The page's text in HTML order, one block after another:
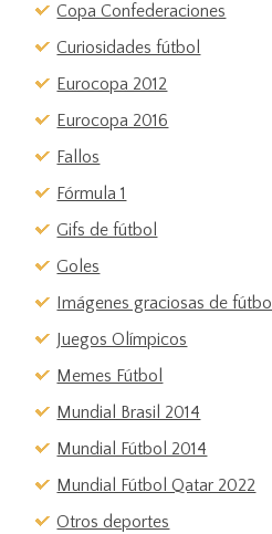
Copa Confederaciones
Curiosidades fútbol
Eurocopa 2012
Eurocopa 2016
Fallos
Fórmula 1
Gifs de fútbol
Goles
Imágenes graciosas de fútbol
Juegos Olímpicos
Memes Fútbol
Mundial Brasil 2014
Mundial Fútbol 2014
Mundial Fútbol Qatar 2022
Otros deportes